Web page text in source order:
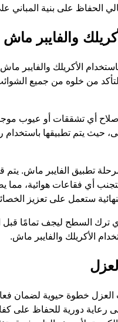
الحفاظ على بنية المباني
والفايبر ماش
الأكريلك والفايبر
من خلوه من جميع
أي تشققات أو عيوب
حيث يتم تطبيقها
تطبيق الفايبر ماش.
أي فقاعات هوائية، مما
ستعمل على تعزيز
ترك السطح ليجف تمامًا
الأكريلك والفايبر ماش.
العزل خطوة حيوية لضمان
رعاية دورية للحفاظ على